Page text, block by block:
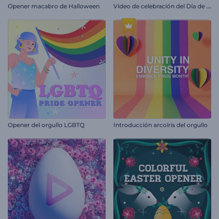
Opener macabro de Halloween V
ideo de celebración del Día de la Independencia de Brasil
Opener del orgullo LGBTQ Introducción arcoíris del orgullo